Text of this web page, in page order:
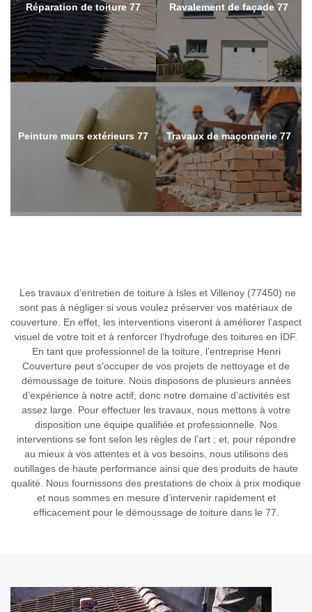
Réparation de toiture 77 Ravalement de façade 77
Peinture murs extérieurs 77 Travaux de maçonnerie 77
Les travaux d’entretien de toiture à Isles et Villenoy (77450) ne
sont pas à négliger si vous voulez préserver vos matériaux de
couverture. En effet, les interventions viseront à améliorer l’aspect
visuel de votre toit et à renforcer l’hydrofuge des toitures en IDF.
En tant que professionnel de la toiture, l’entreprise Henri
Couverture peut s’occuper de vos projets de nettoyage et de
démoussage de toiture. Nous disposons de plusieurs années
d’expérience à notre actif, donc notre domaine d’activités est
assez large. Pour effectuer les travaux, nous mettons à votre
disposition une équipe qualifiée et professionnelle. Nos
interventions se font selon les règles de l’art ; et, pour répondre
au mieux à vos attentes et à vos besoins, nous utilisons des
outillages de haute performance ainsi que des produits de haute
qualité. Nous fournissons des prestations de choix à prix modique
et nous sommes en mesure d’intervenir rapidement et
efficacement pour le démoussage de toiture dans le 77.